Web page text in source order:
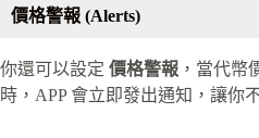
價格警報 (Alerts)
你還可以設定 價格警報 ，當代幣
時，APP 會立即發出通知，讓你